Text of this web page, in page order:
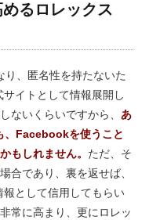
るロレックス
、匿名性を持たないた
イトとして情報展開し
ないくらいですから、 あ
、Facebookを使うこと
もしれません。 ただ、そ
合であり、裏を返せば、
として信用してもらい
常に高まり、更にロレッ